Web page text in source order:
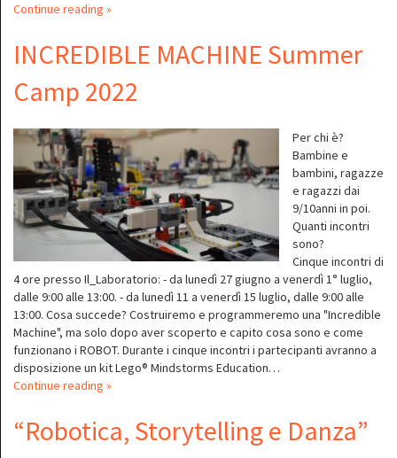
Continue reading »
INCREDIBLE MACHINE Summer
Camp 2022
Per chi è?
Bambine e
bambini, ragazze
e ragazzi dai
9/10anni in poi.
Quanti incontri
sono?
Cinque incontri di
4 ore presso Il_Laboratorio: - da lunedì 27 giugno a venerdì 1° luglio,
dalle 9:00 alle 13:00. - da lunedì 11 a venerdì 15 luglio, dalle 9:00 alle
13:00. Cosa succede? Costruiremo e programmeremo una "Incredible
Machine", ma solo dopo aver scoperto e capito cosa sono e come
funzionano i ROBOT. Durante i cinque incontri i partecipanti avranno a
disposizione un kit Lego® Mindstorms Education…
Continue reading »
“Robotica, Storytelling e Danza”